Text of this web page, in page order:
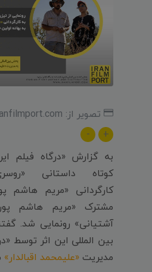
تصویر از: iranfilmport.com
+
-
به گزارش «درگاه فیلم
کوتاه داستانی
کارگردانی «مریم هاشم
مشترک «مریم هاشم
آشتیانی» رونمایی شد.
بین المللی این اثر توسط
مدیریت «علیمحمد اقبالدار»